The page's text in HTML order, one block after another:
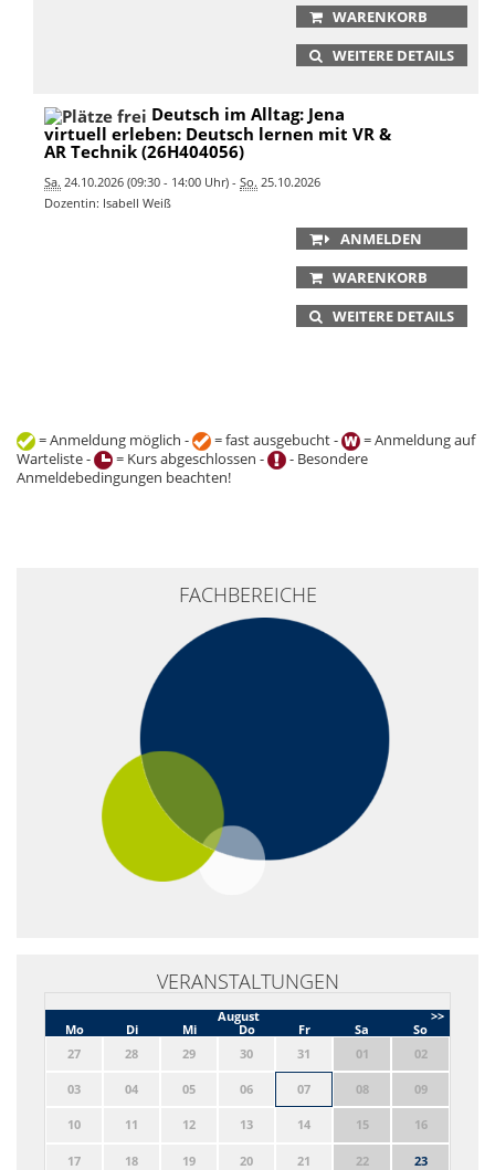
WARENKORB
WEITERE DETAILS
Deutsch im Alltag: Jena
virtuell erleben: Deutsch lernen mit VR &
AR Technik (26H404056)
Sa. 24.10.2026 (09:30 - 14:00 Uhr) - So. 25.10.2026
Dozentin: Isabell Weiß
ANMELDEN
WARENKORB
WEITERE DETAILS
= Anmeldung möglich - = fast ausgebucht -
= Anmeldung auf
Warteliste -
= Kurs abgeschlossen -
- Besondere
Anmeldebedingungen beachten!
FACHBEREICHE
VERANSTALTUNGEN
>>
August
Mo
Di Mi Do Fr Sa
So
27
28 29 30 31 01 02
03 04 05 06 07 08 09
10 11 12 13 14 15 16
17 18 19 20 21 22 23